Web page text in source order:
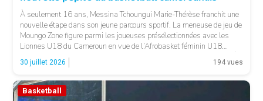
À seulement 16 ans, Messina Tchoungui Marie-Thérèse franchit une
nouvelle étape dans son jeune parcours sportif. La meneuse de jeu de
Moungo Zone figure parmi les joueuses présélectionnées avec les
Lionnes U18 du Cameroun en vue de l’Afrobasket féminin U18
2026, qui se déroulera à Abidjan, en Côte d’Ivoire. LA SUITE APRÈS
LA PUBLICITÉ […]
30 juillet 2026 194 vues
Basketball